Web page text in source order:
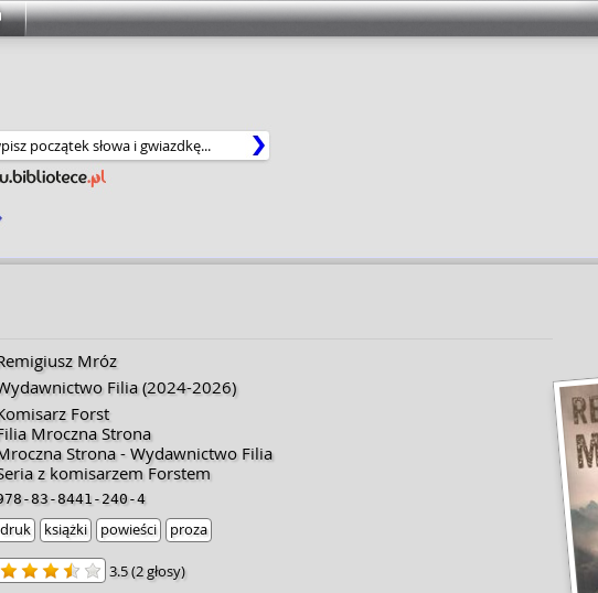
w serwisie
Mróz
Filia(2024-2026)
Forst
Mroczna Strona
Strona - Wydawnictwo Filia
z komisarzem Forstem
83-8441-240-4
druk książki powieści proza
3.5(2 głosy)